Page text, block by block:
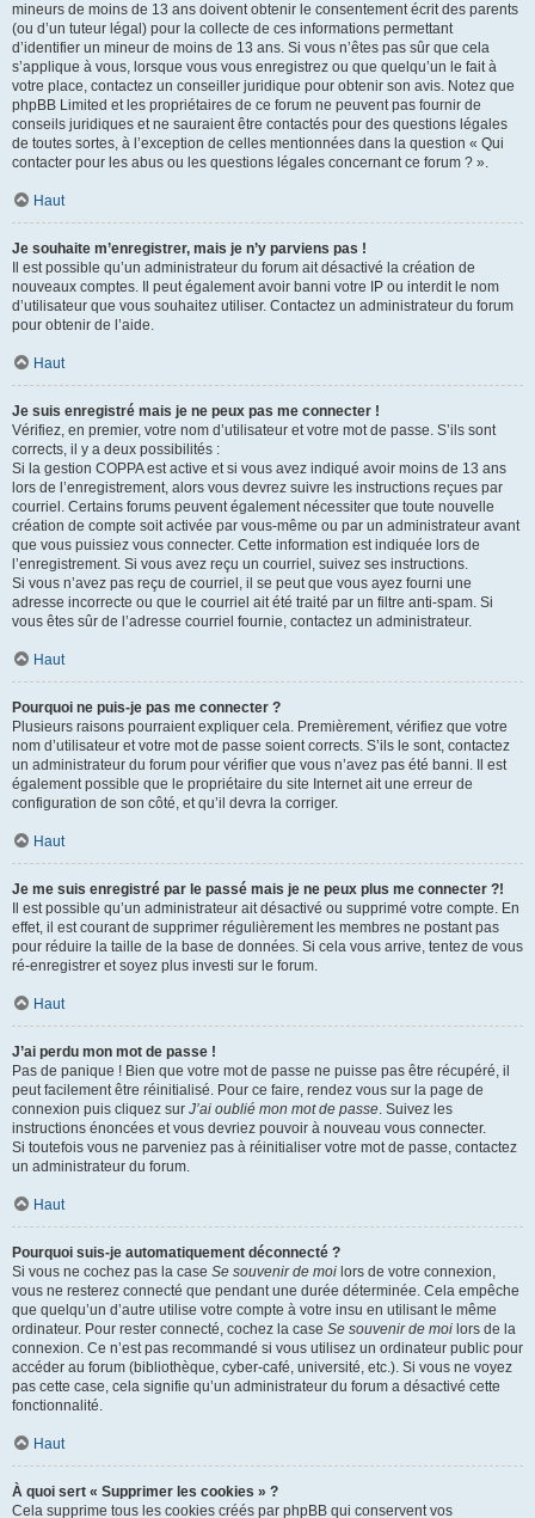
mineurs de moins de 13 ans doivent obtenir le consentement écrit des parents
(ou d’un tuteur légal) pour la collecte de ces informations permettant
d’identifier un mineur de moins de 13 ans. Si vous n’êtes pas sûr que cela
s’applique à vous, lorsque vous vous enregistrez ou que quelqu’un le fait à
votre place, contactez un conseiller juridique pour obtenir son avis. Notez que
phpBB Limited et les propriétaires de ce forum ne peuvent pas fournir de
conseils juridiques et ne sauraient être contactés pour des questions légales
de toutes sortes, à l’exception de celles mentionnées dans la question « Qui
contacter pour les abus ou les questions légales concernant ce forum ? ».
Haut
Je souhaite m’enregistrer, mais je n’y parviens pas !
Il est possible qu’un administrateur du forum ait désactivé la création de
nouveaux comptes. Il peut également avoir banni votre IP ou interdit le nom
d’utilisateur que vous souhaitez utiliser. Contactez un administrateur du forum
pour obtenir de l’aide.
Haut
Je suis enregistré mais je ne peux pas me connecter !
Vérifiez, en premier, votre nom d’utilisateur et votre mot de passe. S’ils sont
corrects, il y a deux possibilités :
Si la gestion COPPA est active et si vous avez indiqué avoir moins de 13 ans
lors de l’enregistrement, alors vous devrez suivre les instructions reçues par
courriel. Certains forums peuvent également nécessiter que toute nouvelle
création de compte soit activée par vous-même ou par un administrateur avant
que vous puissiez vous connecter. Cette information est indiquée lors de
l’enregistrement. Si vous avez reçu un courriel, suivez ses instructions.
Si vous n’avez pas reçu de courriel, il se peut que vous ayez fourni une
adresse incorrecte ou que le courriel ait été traité par un filtre anti-spam. Si
vous êtes sûr de l’adresse courriel fournie, contactez un administrateur.
Haut
Pourquoi ne puis-je pas me connecter ?
Plusieurs raisons pourraient expliquer cela. Premièrement, vérifiez que votre
nom d’utilisateur et votre mot de passe soient corrects. S’ils le sont, contactez
un administrateur du forum pour vérifier que vous n’avez pas été banni. Il est
également possible que le propriétaire du site Internet ait une erreur de
configuration de son côté, et qu’il devra la corriger.
Haut
Je me suis enregistré par le passé mais je ne peux plus me connecter ?!
Il est possible qu’un administrateur ait désactivé ou supprimé votre compte. En
effet, il est courant de supprimer régulièrement les membres ne postant pas
pour réduire la taille de la base de données. Si cela vous arrive, tentez de vous
ré-enregistrer et soyez plus investi sur le forum.
Haut
J’ai perdu mon mot de passe !
Pas de panique ! Bien que votre mot de passe ne puisse pas être récupéré, il
peut facilement être réinitialisé. Pour ce faire, rendez vous sur la page de
connexion puis cliquez sur J’ai oublié mon mot de passe. Suivez les
instructions énoncées et vous devriez pouvoir à nouveau vous connecter.
Si toutefois vous ne parveniez pas à réinitialiser votre mot de passe, contactez
un administrateur du forum.
Haut
Pourquoi suis-je automatiquement déconnecté ?
Si vous ne cochez pas la case Se souvenir de moi lors de votre connexion,
vous ne resterez connecté que pendant une durée déterminée. Cela empêche
que quelqu’un d’autre utilise votre compte à votre insu en utilisant le même
ordinateur. Pour rester connecté, cochez la case Se souvenir de moi lors de la
connexion. Ce n’est pas recommandé si vous utilisez un ordinateur public pour
accéder au forum (bibliothèque, cyber-café, université, etc.). Si vous ne voyez
pas cette case, cela signifie qu’un administrateur du forum a désactivé cette
fonctionnalité.
Haut
À quoi sert « Supprimer les cookies » ?
Cela supprime tous les cookies créés par phpBB qui conservent vos